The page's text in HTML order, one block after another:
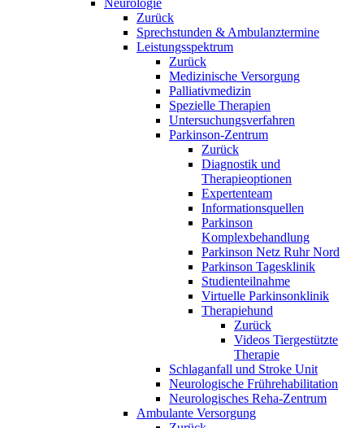
Neurologie
Zurück
Sprechstunden & Ambulanztermine
Leistungsspektrum
Zurück
Medizinische Versorgung
Palliativmedizin
Spezielle Therapien
Untersuchungsverfahren
Parkinson-Zentrum
Zurück
Diagnostik und
Therapieoptionen
Expertenteam
Informationsquellen
Parkinson
Komplexbehandlung
Parkinson Netz Ruhr Nord
Parkinson Tagesklinik
Studienteilnahme
Virtuelle Parkinsonklinik
Therapiehund
Zurück
Videos Tiergestützte
Therapie
Schlaganfall und Stroke Unit
Neurologische Frührehabilitation
Neurologisches Reha-Zentrum
Ambulante Versorgung